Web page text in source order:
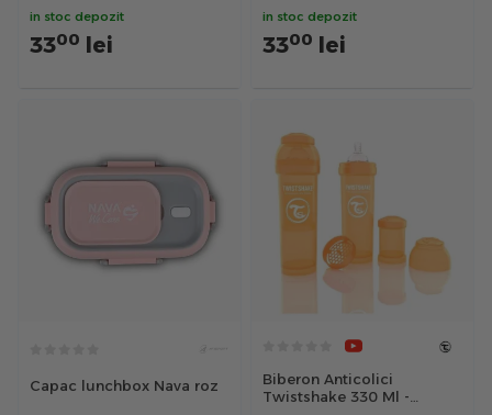
in stoc depozit
3300 lei
in stoc depozit
3300 lei
Capac lunchbox Nava roz
Biberon Anticolici
Twistshake 330 Ml -